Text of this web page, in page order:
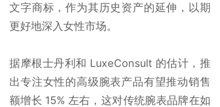
文字商标，作为其历史资产的延伸，以期
更好地深入女性市场。
据摩根士丹利和 LuxeConsult 的估计，推
出专注女性的高级腕表产品有望推动销售
额增长 15% 左右，这对传统腕表品牌在如